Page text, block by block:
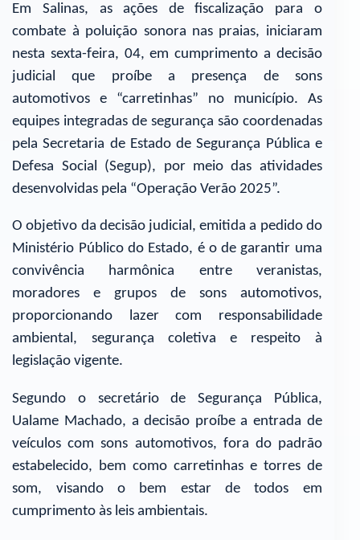
Em Salinas, as ações de fiscalização para o
combate à poluição sonora nas praias, iniciaram
nesta sexta-feira, 04, em cumprimento a decisão
judicial que proíbe a presença de sons
automotivos e “carretinhas” no município. As
equipes integradas de segurança são coordenadas
pela Secretaria de Estado de Segurança Pública e
Defesa Social (Segup), por meio das atividades
desenvolvidas pela “Operação Verão 2025”.
O objetivo da decisão judicial, emitida a pedido do
Ministério Público do Estado, é o de garantir uma
convivência harmônica entre veranistas,
moradores e grupos de sons automotivos,
proporcionando lazer com responsabilidade
ambiental, segurança coletiva e respeito à
legislação vigente.
Segundo o secretário de Segurança Pública,
Ualame Machado, a decisão proíbe a entrada de
veículos com sons automotivos, fora do padrão
estabelecido, bem como carretinhas e torres de
som, visando o bem estar de todos em
cumprimento às leis ambientais.